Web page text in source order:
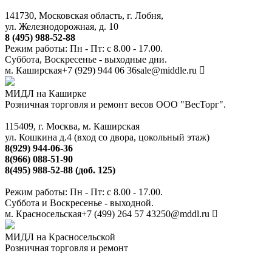
141730, Московская область, г. Лобня,
ул. Железнодорожная, д. 10
8 (495) 988-52-88
Режим работы: Пн - Пт: с 8.00 - 17.00.
Суббота, Воскресенье - выходные дни.
м. Каширская+7 (929) 944 06 36sale@middle.ru
МИДЛ на Каширке
Розничная торговля и ремонт весов ООО "ВесТорг".
115409, г. Москва, м. Каширская
ул. Кошкина д.4 (вход со двора, цокольный этаж)
8(929) 944-06-36
8(966) 088-51-90
8(495) 988-52-88 (доб. 125)
Режим работы: Пн - Пт: с 8.00 - 17.00.
Суббота и Воскресенье - выходной.
м. Красносельская+7 (499) 264 57 43250@mddl.ru
МИДЛ на Красносельской
Розничная торговля и ремонт